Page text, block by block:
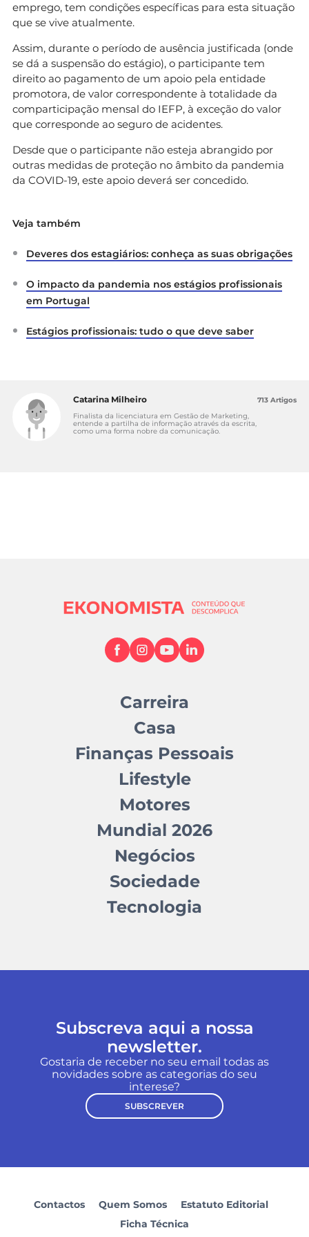
emprego, tem condições específicas para esta situação
que se vive atualmente.
Assim, durante o período de ausência justificada (onde
se dá a suspensão do estágio), o participante tem
direito ao pagamento de um apoio pela entidade
promotora, de valor correspondente à totalidade da
comparticipação mensal do IEFP, à exceção do valor
que corresponde ao seguro de acidentes.
Desde que o participante não esteja abrangido por
outras medidas de proteção no âmbito da pandemia
da COVID-19, este apoio deverá ser concedido.
Veja também
Deveres dos estagiários: conheça as suas obrigações
O impacto da pandemia nos estágios profissionais
em Portugal
Estágios profissionais: tudo o que deve saber
Catarina Milheiro
Finalista da licenciatura em Gestão de Marketing,
entende a partilha de informação através da escrita,
como uma forma nobre da comunicação.
713 Artigos
Carreira
Casa
Finanças Pessoais
Lifestyle
Motores
Mundial 2026
Negócios
Sociedade
Tecnologia
Subscreva aqui a nossa
newsletter.
Gostaria de receber no seu email todas as
novidades sobre as categorias do seu
interese?
SUBSCREVER
Contactos Quem Somos
Estatuto Editorial
Ficha Técnica